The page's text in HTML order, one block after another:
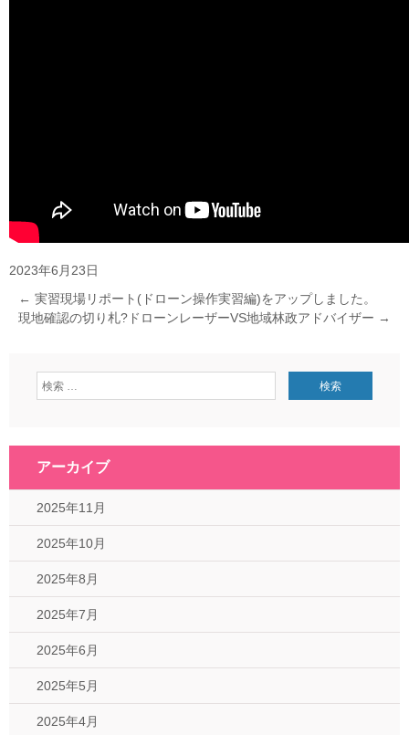
2023年6月23日
← 実習現場リポート(ドローン操作実習編)をアップしました。
現地確認の切り札?ドローンレーザーVS地域林政アドバイザー →
アーカイブ
2025年11月
2025年10月
2025年8月
2025年7月
2025年6月
2025年5月
2025年4月